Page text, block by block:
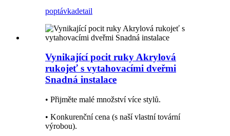
poptávkadetail
Vynikající pocit ruky Akrylová
rukojeť s vytahovacími dveřmi
Snadná instalace
• Přijměte malé množství více stylů.
• Konkurenční cena (s naší vlastní tovární
výrobou).